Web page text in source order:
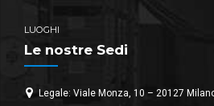
LUOGHI
Le nostre Sedi
Legale: Viale Monza, 10 – 20127